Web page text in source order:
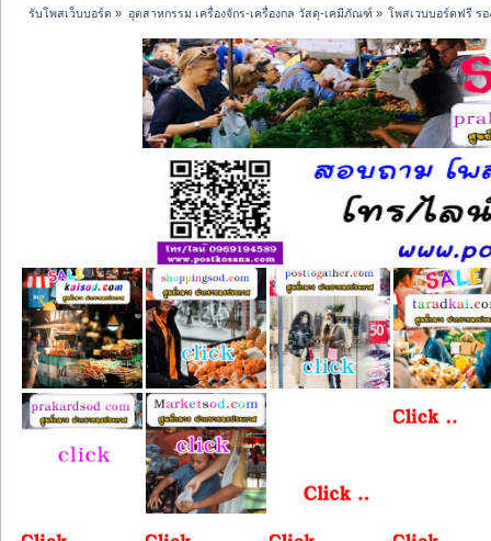
รับโพสเว็บบอร์ด » อุตสาหกรรม เครื่องจักร-เครื่องกล วัสดุ-เคมีภัณฑ์ » โพสเวบบอร์ดฟรี รอ